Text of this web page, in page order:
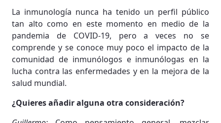
La inmunología nunca ha tenido un perfil público
tan alto como en este momento en medio de la
pandemia de COVID-19, pero a veces no se
comprende y se conoce muy poco el impacto de la
comunidad de inmunólogos e inmunólogas en la
lucha contra las enfermedades y en la mejora de la
salud mundial.
¿Quieres añadir alguna otra consideración?